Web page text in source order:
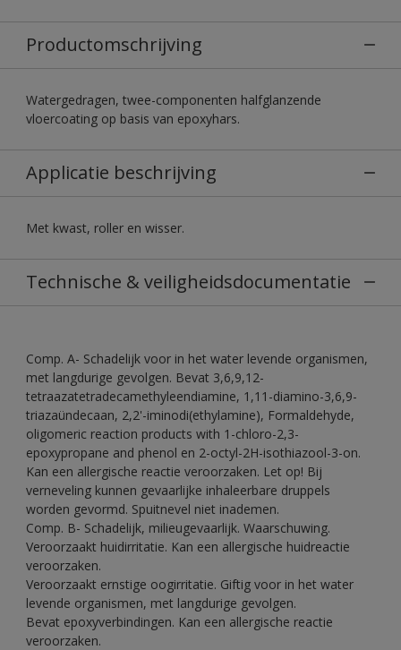
Productomschrijving
Watergedragen, twee-componenten halfglanzende
vloercoating op basis van epoxyhars.
Applicatie beschrijving
Met kwast, roller en wisser.
Technische & veiligheidsdocumentatie
Comp. A- Schadelijk voor in het water levende organismen,
met langdurige gevolgen. Bevat 3,6,9,12-
tetraazatetradecamethyleendiamine, 1,11-diamino-3,6,9-
triazaündecaan, 2,2'-iminodi(ethylamine), Formaldehyde,
oligomeric reaction products with 1-chloro-2,3-
epoxypropane and phenol en 2-octyl-2H-isothiazool-3-on.
Kan een allergische reactie veroorzaken. Let op! Bij
verneveling kunnen gevaarlijke inhaleerbare druppels
worden gevormd. Spuitnevel niet inademen.
Comp. B- Schadelijk, milieugevaarlijk. Waarschuwing.
Veroorzaakt huidirritatie. Kan een allergische huidreactie
veroorzaken.
Veroorzaakt ernstige oogirritatie. Giftig voor in het water
levende organismen, met langdurige gevolgen.
Bevat epoxyverbindingen. Kan een allergische reactie
veroorzaken.